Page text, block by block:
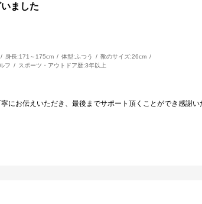
ました
身長:171～175cm 体型: ふつう 靴のサイズ:26cm
フ スポーツ・アウトドア歴:3年以上
にお伝えいただき、最後までサポート頂くことができ感謝い